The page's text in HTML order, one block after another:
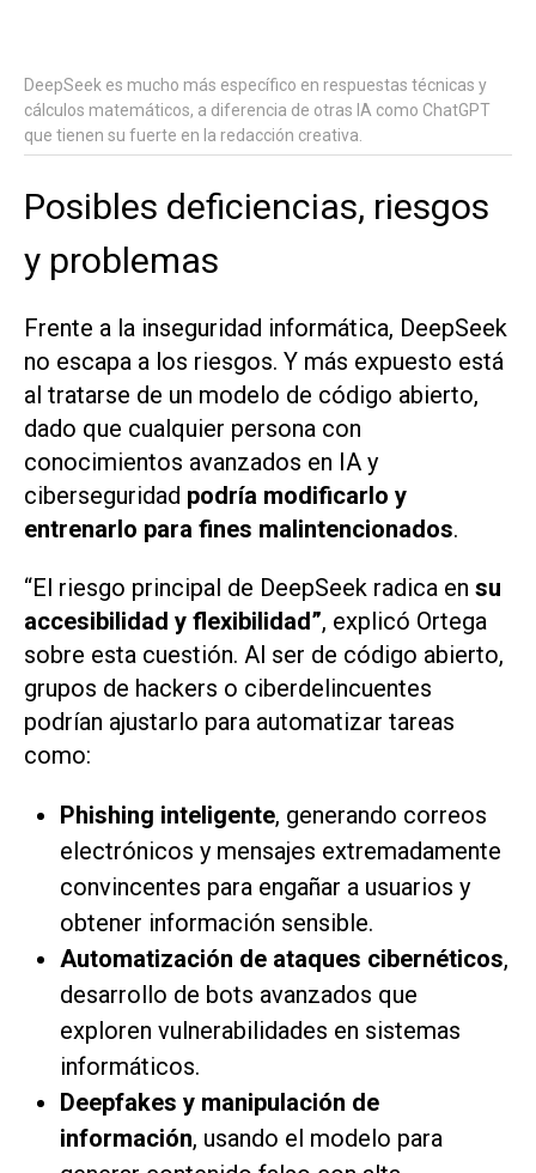
DeepSeek es mucho más específico en respuestas técnicas y
cálculos matemáticos, a diferencia de otras IA como ChatGPT
que tienen su fuerte en la redacción creativa.
Posibles deficiencias, riesgos
y problemas
Frente a la inseguridad informática, DeepSeek
no escapa a los riesgos. Y más expuesto está
al tratarse de un modelo de código abierto,
dado que cualquier persona con
conocimientos avanzados en IA y
ciberseguridad podría modificarlo y
entrenarlo para fines malintencionados.
“El riesgo principal de DeepSeek radica en su
accesibilidad y flexibilidad”, explicó Ortega
sobre esta cuestión. Al ser de código abierto,
grupos de hackers o ciberdelincuentes
podrían ajustarlo para automatizar tareas
como:
Phishing inteligente, generando correos
electrónicos y mensajes extremadamente
convincentes para engañar a usuarios y
obtener información sensible.
Automatización de ataques cibernéticos,
desarrollo de bots avanzados que
exploren vulnerabilidades en sistemas
informáticos.
Deepfakes y manipulación de
información, usando el modelo para